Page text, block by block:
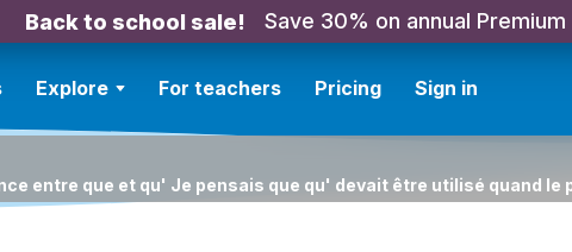
Back to school sale! Save 30% on annual Premium
Explore For teachers Pricing Sign in
entre que et qu' Je pensais que qu' devait être utilisé quand